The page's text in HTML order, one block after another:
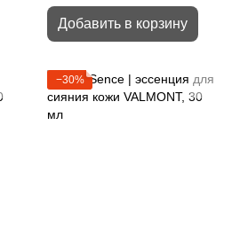
Добавить в корзину
−30%